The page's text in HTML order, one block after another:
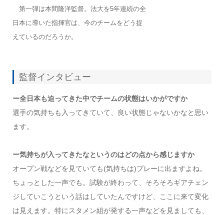
第一弾は本間隆洋監督。法大を5年連続の全
日本に導いた指揮官は、今のチームをどう捉
えているのだろうか。
監督インタビュー
ー全日本も迫ってきた中でチームの状態はいかがですか
選手の気持ちも入ってきていて、良い状態じゃないかなと思い
ます。
ー気持ちが入ってきたなというのはどの点から感じますか
オープン戦などを見ていても(気持ちは)プレーに出ますよね。
ちょっとした一声でも。試験が終わって、そろそろギアチェン
ジしていこうという話はしていたんですけど、ここに来て変化
は見えます。特にスタメン組が発する一声などを見ましても、